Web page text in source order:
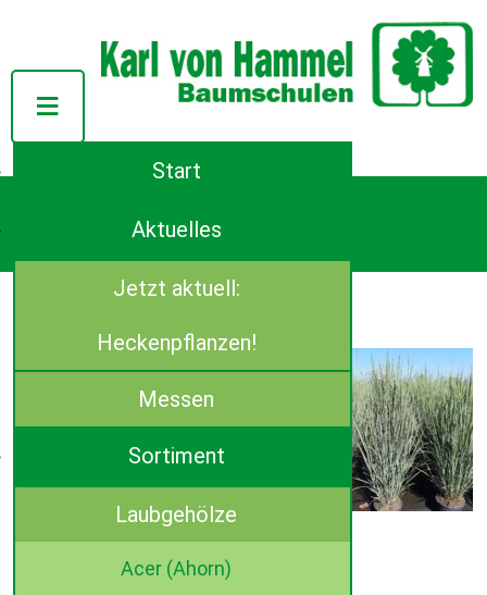
D-26639 Wiesmoor
E-Mail:info(at)von-hammel.de
Panicum (Rutenhirse)
Panicum virgatum 'Northwind'
Start
Aktuelles
Jetzt aktuell:
Heckenpflanzen!
Messen
Sortiment
Laubgehölze
Acer (Ahorn)
©2015 dehne internet